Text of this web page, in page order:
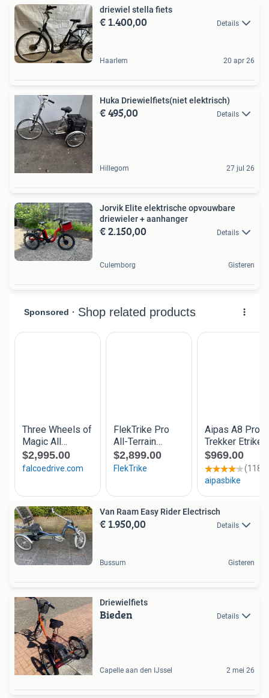
driewiel stella fiets
€ 1.400,00 Details
Haarlem 20 apr 26
Huka Driewielfiets(niet elektrisch)
€ 495,00 Details
Hillegom 27 jul 26
Jorvik Elite elektrische opvouwbare
driewieler + aanhanger
€ 2.150,00 Details
Culemborg Gisteren
Van Raam Easy Rider Electrisch
€ 1.950,00 Details
Bussum Gisteren
Driewielfiets
Bieden Details
Capelle aan den IJssel 2 mei 26